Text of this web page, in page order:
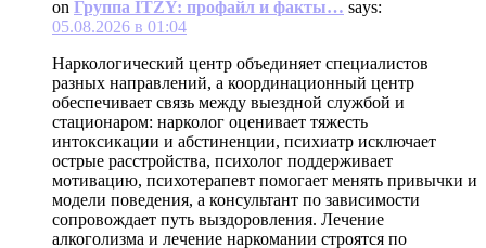
on Группа ITZY: профайл и факты… says:
05.08.2026 в 01:04
Наркологический центр объединяет специалистов
разных направлений, а координационный центр
обеспечивает связь между выездной службой и
стационаром: нарколог оценивает тяжесть
интоксикации и абстиненции, психиатр исключает
острые расстройства, психолог поддерживает
мотивацию, психотерапевт помогает менять привычки и
модели поведения, а консультант по зависимости
сопровождает путь выздоровления. Лечение
алкоголизма и лечение наркомании строятся по